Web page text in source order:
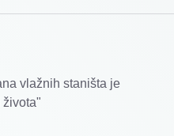
vlažnih staništa je
života"